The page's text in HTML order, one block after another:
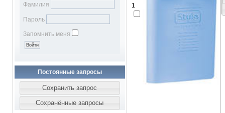
Фамилия
Пароль
Запомнить меня
Постоянные запросы
1